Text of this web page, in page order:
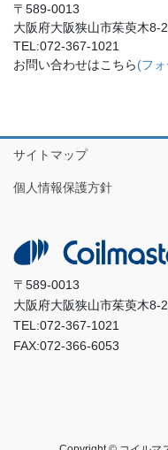
〒589-0013
大阪府大阪狭山市茱萸木8-
TEL:072-367-1021
お問い合わせはこちら(フ
サイトマップ
個人情報保護方針
〒589-0013
大阪府大阪狭山市茱萸木8-
TEL:072-367-1021
FAX:072-366-6053